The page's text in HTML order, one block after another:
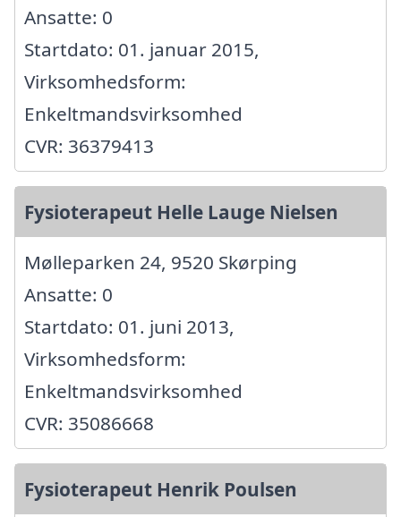
Ansatte: 0
Startdato: 01. januar 2015,
Virksomhedsform:
Enkeltmandsvirksomhed
CVR: 36379413
Fysioterapeut Helle Lauge Nielsen
Mølleparken 24, 9520 Skørping
Ansatte: 0
Startdato: 01. juni 2013,
Virksomhedsform:
Enkeltmandsvirksomhed
CVR: 35086668
Fysioterapeut Henrik Poulsen